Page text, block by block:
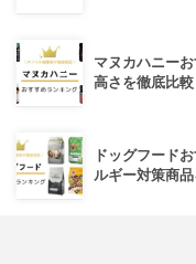
マヌカハニー
高さを徹底比
ドッグフード
ルギー対策商